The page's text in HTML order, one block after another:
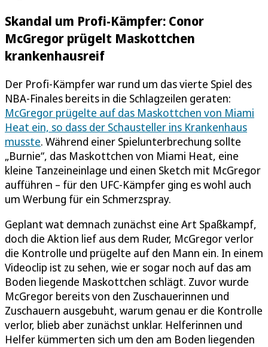
Skandal um Profi-Kämpfer: Conor
McGregor prügelt Maskottchen
krankenhausreif
Der Profi-Kämpfer war rund um das vierte Spiel des
NBA-Finales bereits in die Schlagzeilen geraten:
McGregor prügelte auf das Maskottchen von Miami
Heat ein, so dass der Schausteller ins Krankenhaus
musste. Während einer Spielunterbrechung sollte
„Burnie“, das Maskottchen von Miami Heat, eine
kleine Tanzeineinlage und einen Sketch mit McGregor
aufführen – für den UFC-Kämpfer ging es wohl auch
um Werbung für ein Schmerzspray.
Geplant wat demnach zunächst eine Art Spaßkampf,
doch die Aktion lief aus dem Ruder, McGregor verlor
die Kontrolle und prügelte auf den Mann ein. In einem
Videoclip ist zu sehen, wie er sogar noch auf das am
Boden liegende Maskottchen schlägt. Zuvor wurde
McGregor bereits von den Zuschauerinnen und
Zuschauern ausgebuht, warum genau er die Kontrolle
verlor, blieb aber zunächst unklar. Helferinnen und
Helfer kümmerten sich um den am Boden liegenden